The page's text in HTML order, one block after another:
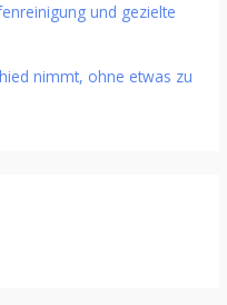
und gezielte
nimmt, ohne etwas zu